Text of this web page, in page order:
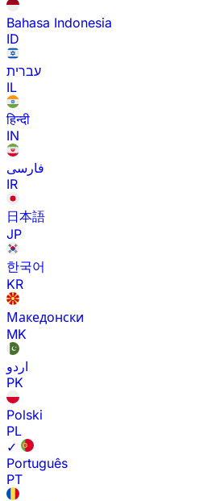
Bahasa Indonesia
ID
עברית
IL
हिन्दी
IN
فارسی
IR
日本語
JP
한국어
KR
Македонски
MK
اردو
PK
Polski
PL
✓
Português
PT